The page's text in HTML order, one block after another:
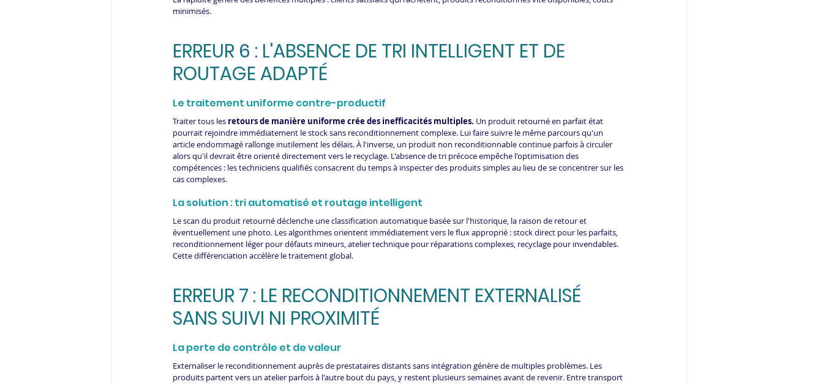
minimisés.
ERREUR 6 : L'ABSENCE DE TRI INTELLIGENT ET DE
ROUTAGE ADAPTÉ
Le traitement uniforme contre-productif
Traiter tous les retours de manière uniforme crée des inefficacités multiples. Un produit retourné en parfait état
pourrait rejoindre immédiatement le stock sans reconditionnement complexe. Lui faire suivre le même parcours qu'un
article endommagé rallonge inutilement les délais. À l'inverse, un produit non reconditionnable continue parfois à circuler
alors qu'il devrait être orienté directement vers le recyclage. L'absence de tri précoce empêche l'optimisation des
compétences : les techniciens qualifiés consacrent du temps à inspecter des produits simples au lieu de se concentrer sur les
cas complexes.
La solution : tri automatisé et routage intelligent
Le scan du produit retourné déclenche une classification automatique basée sur l'historique, la raison de retour et
éventuellement une photo. Les algorithmes orientent immédiatement vers le flux approprié : stock direct pour les parfaits,
reconditionnement léger pour défauts mineurs, atelier technique pour réparations complexes, recyclage pour invendables.
Cette différenciation accélère le traitement global.
ERREUR 7 : LE RECONDITIONNEMENT EXTERNALISÉ
SANS SUIVI NI PROXIMITÉ
La perte de contrôle et de valeur
Externaliser le reconditionnement auprès de prestataires distants sans intégration génère de multiples problèmes. Les
produits partent vers un atelier parfois à l'autre bout du pays, y restent plusieurs semaines avant de revenir. Entre transport